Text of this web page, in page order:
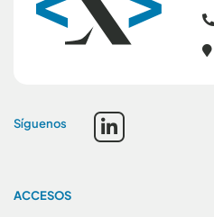
Síguenos
ACCESOS